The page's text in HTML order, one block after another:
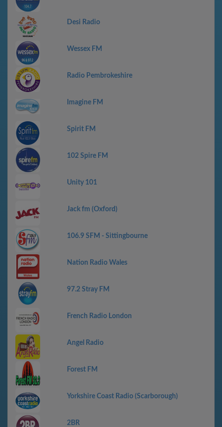
Desi Radio
Wessex FM
Radio Pembrokeshire
Imagine FM
Spirit FM
102 Spire FM
Unity 101
Jack fm (Oxford)
106.9 SFM - Sittingbourne
Nation Radio Wales
97.2 Stray FM
French Radio London
Angel Radio
Forest FM
Yorkshire Coast Radio (Scarborough)
2BR